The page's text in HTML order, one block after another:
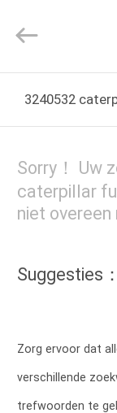
VIDEO'S
ONS
Parts
Rights
3240532
Sorry！ Uw
caterpillar
niet
Suggesties：
Zorg ervoor dat
verschillende
trefwoorden te